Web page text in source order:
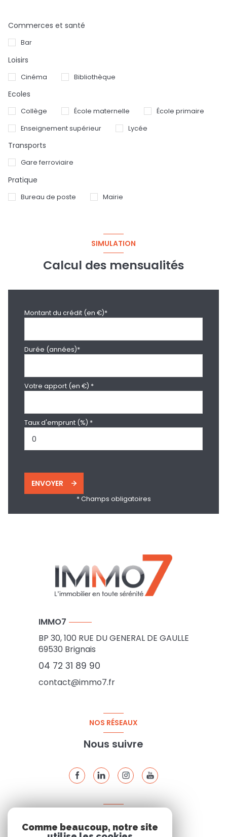
Commerces et santé
Bar
Loisirs
Cinéma Bibliothèque
Ecoles
Collège École maternelle École primaire
Enseignement supérieur Lycée
Transports
Gare ferroviaire
Pratique
Bureau de poste Mairie
SIMULATION
Calcul des mensualités
Montant du crédit (en €)*
Durée (années)*
Votre apport (en €) *
Taux d'emprunt (%) *
ENVOYER
* Champs obligatoires
IMMO7
BP 30, 100 RUE DU GENERAL DE GAULLE
69530 Brignais
04 72 31 89 90
contact@immo7.fr
NOS RÉSEAUX
Nous suivre
Comme beaucoup, notre site